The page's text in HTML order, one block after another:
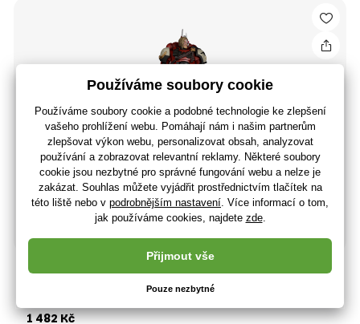
McFarlane Warhammer 40,000 Dawn of War Elite Edition
akční figurka Captain Cyrus
1 482 Kč